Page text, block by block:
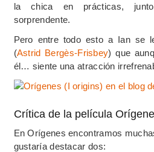
la chica en prácticas,
sorprendente.
Pero entre todo esto a Ian se
(Astrid Bergès-Frisbey) que
él… siente una atracción
Crítica de la película
En Orígenes encontramos
gustaría destacar dos: